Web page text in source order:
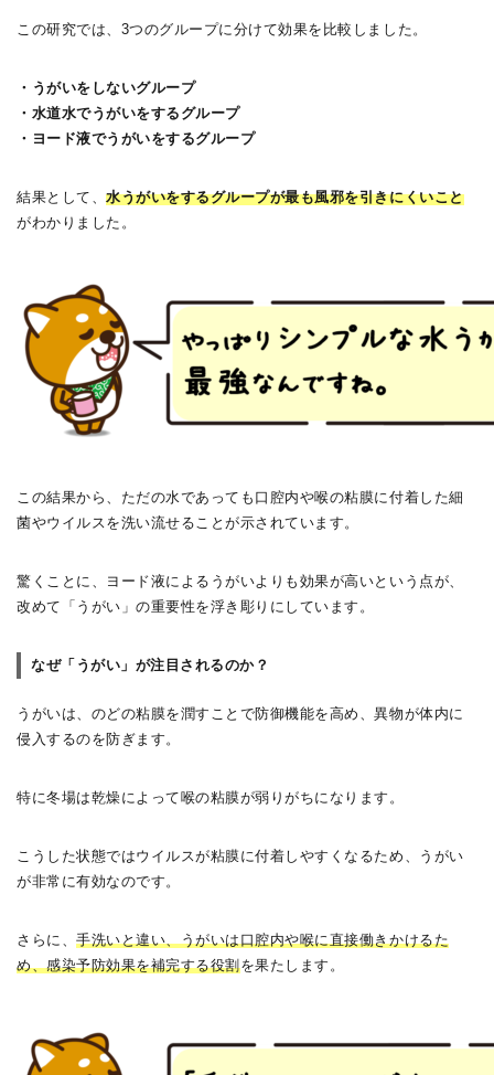
この研究では、3つのグループに分けて効果を比較しました。
・うがいをしないグループ
・水道水でうがいをするグループ
・ヨード液でうがいをするグループ
結果として、水うがいをするグループが最も風邪を引きにくいこと
がわかりました。
この結果から、ただの水であっても口腔内や喉の粘膜に付着した細
菌やウイルスを洗い流せることが示されています。
驚くことに、ヨード液によるうがいよりも効果が高いという点が、
改めて「うがい」の重要性を浮き彫りにしています。
なぜ「うがい」が注目されるのか？
うがいは、のどの粘膜を潤すことで防御機能を高め、異物が体内に
侵入するのを防ぎます。
特に冬場は乾燥によって喉の粘膜が弱りがちになります。
こうした状態ではウイルスが粘膜に付着しやすくなるため、うがい
が非常に有効なのです。
さらに、手洗いと違い、うがいは口腔内や喉に直接働きかけるた
め、感染予防効果を補完する役割を果たします。